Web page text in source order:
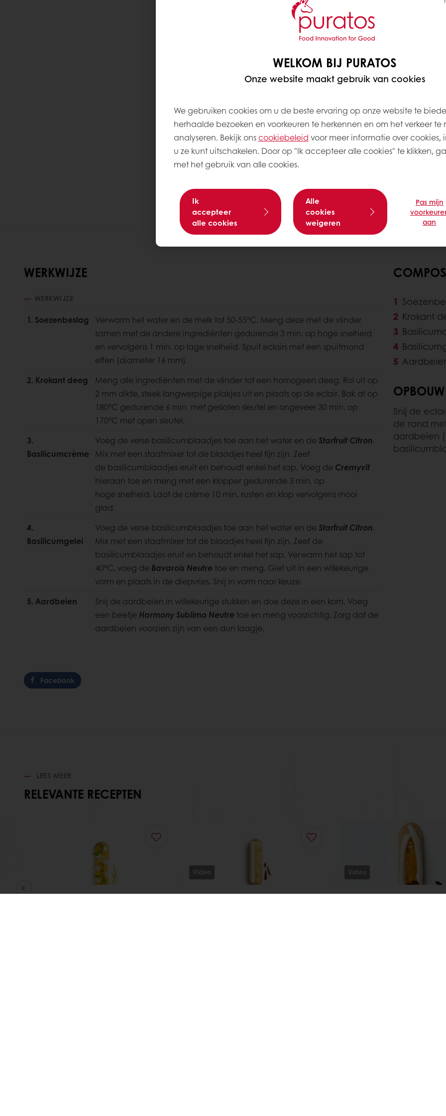
WERKWIJZE
WERKWIJZE
1. Soezenbeslag
Verwarm het water en de melk tot 50-55°C. Meng deze met de vlinder
samen met de andere ingrediënten gedurende 3 min. op hoge snelheid
en vervolgens 1 min. op lage snelheid. Spuit eclairs met een spuitmond
effen (diameter 16 mm).
2. Krokant deeg
Meng alle ingrediënten met de vlinder tot een homogeen deeg. Rol uit op
2 mm dikte, steek langwerpige plakjes uit en plaats op de eclair. Bak af op
180°C gedurende 6 min. met gesloten sleutel en ongeveer 30 min. op
170°C met open sleutel.
3.
Basilicumcrème
Voeg de verse basilicumblaadjes toe aan het water en de Starfruit Citron.
Mix met een staafmixer tot de blaadjes heel fijn zijn. Zeef
de basilicumblaadjes eruit en behoudt enkel het sap. Voeg de Cremyvit
hieraan toe en meng met een klopper gedurende 3 min. op
hoge snelheid. Laat de crème 10 min. rusten en klop vervolgens mooi
glad.
4.
Basilicumgelei
Voeg de verse basilicumblaadjes toe aan het water en de Starfruit Citron.
Mix met een staafmixer tot de blaadjes heel fijn zijn. Zeef de
basilicumblaadjes eruit en behoudt enkel het sap. Verwarm het sap tot
40°C, voeg de Bavarois Neutre toe en meng. Giet uit in een willekeurige
vorm en plaats in de diepvries. Snij in vorm naar keuze.
5. Aardbeien
Snij de aardbeien in willekeurige stukken en doe deze in een kom. Voeg
een beetje Harmony Sublimo Neutre toe en meng voorzichtig. Zorg dat de
aardbeien voorzien zijn van een dun laagje.
Facebook
Krokant
OPBOUW
Snij de
de rand
aardbeien
LEES MEER
RELEVANTE RECEPTEN
Video Video
WELKOM BIJ PURATOS
Onze website maakt gebruik van cookies
We gebruiken cookies om u de beste ervaring op onze website te
herhaalde bezoeken en voorkeuren te herkennen en om het verkeer te
analyseren. Bekijk ons ​​cookiebeleid voor meer informatie over cookies,
u ze kunt uitschakelen. Door op "Ik accepteer alle cookies" te klikken,
met het gebruik van alle cookies.
Ik
accepteer
alle cookies
Alle
cookies
weigeren
Pas mijn
aan